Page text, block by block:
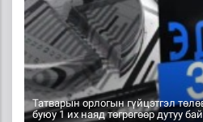
Татварын орлогын гүйцэтгэл
буюу 1 их наяд төгрөгөөр дутуу